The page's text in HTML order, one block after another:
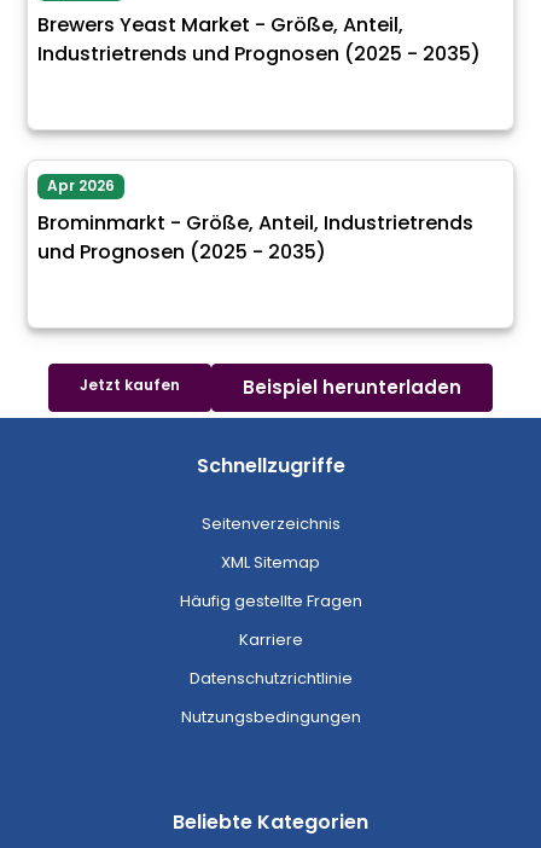
Brewers Yeast Market - Größe, Anteil,
Industrietrends und Prognosen (2025 - 2035)
Apr 2026
Brominmarkt - Größe, Anteil, Industrietrends
und Prognosen (2025 - 2035)
Jetzt kaufen Beispiel herunterladen
Schnellzugriffe
Seitenverzeichnis
XML Sitemap
Häufig gestellte Fragen
Karriere
Datenschutzrichtlinie
Nutzungsbedingungen
Beliebte Kategorien